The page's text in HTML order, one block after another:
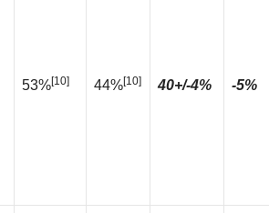
53%[10] 44%[10] 40+/-4% -5%